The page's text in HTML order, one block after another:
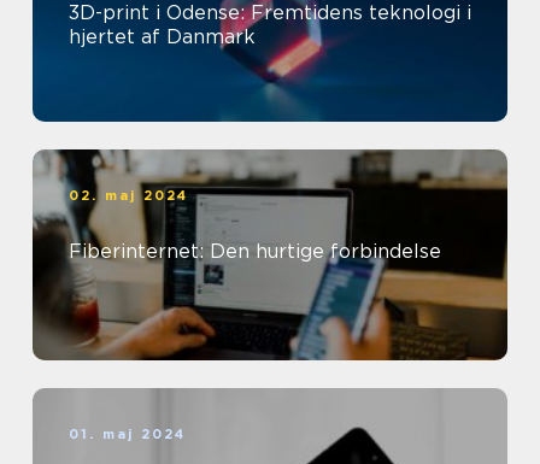
3D-print i Odense: Fremtidens teknologi i
hjertet af Danmark
02. maj 2024
Fiberinternet: Den hurtige forbindelse
01. maj 2024